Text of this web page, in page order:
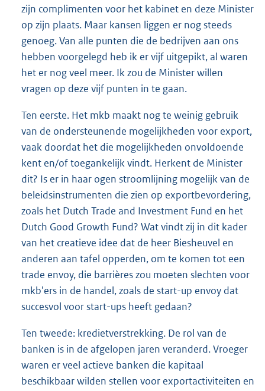
zijn complimenten voor het kabinet en deze Minister
op zijn plaats. Maar kansen liggen er nog steeds
genoeg. Van alle punten die de bedrijven aan ons
hebben voorgelegd heb ik er vijf uitgepikt, al waren
het er nog veel meer. Ik zou de Minister willen
vragen op deze vijf punten in te gaan.
Ten eerste. Het mkb maakt nog te weinig gebruik
van de ondersteunende mogelijkheden voor export,
vaak doordat het die mogelijkheden onvoldoende
kent en/of toegankelijk vindt. Herkent de Minister
dit? Is er in haar ogen stroomlijning mogelijk van de
beleidsinstrumenten die zien op exportbevordering,
zoals het Dutch Trade and Investment Fund en het
Dutch Good Growth Fund? Wat vindt zij in dit kader
van het creatieve idee dat de heer Biesheuvel en
anderen aan tafel opperden, om te komen tot een
trade envoy, die barrières zou moeten slechten voor
mkb'ers in de handel, zoals de start-up envoy dat
succesvol voor start-ups heeft gedaan?
Ten tweede: kredietverstrekking. De rol van de
banken is in de afgelopen jaren veranderd. Vroeger
waren er veel actieve banken die kapitaal
beschikbaar wilden stellen voor exportactiviteiten en